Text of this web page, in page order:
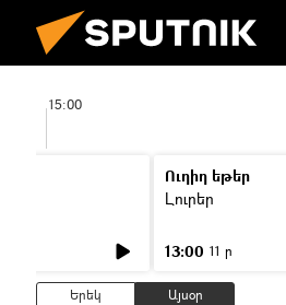
15:00
Ուղիղ եթեր
Լուրեր
13:00 11 ր
Երեկ Այսօր